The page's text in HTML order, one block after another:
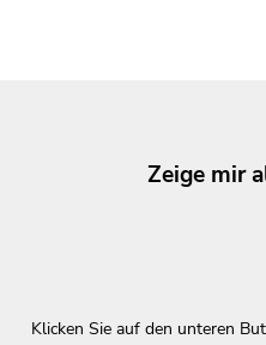
Zeige mir
Klicken Sie auf den unteren